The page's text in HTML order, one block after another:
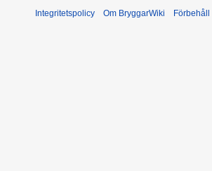
Integritetspolicy Om BryggarWiki Förbehåll